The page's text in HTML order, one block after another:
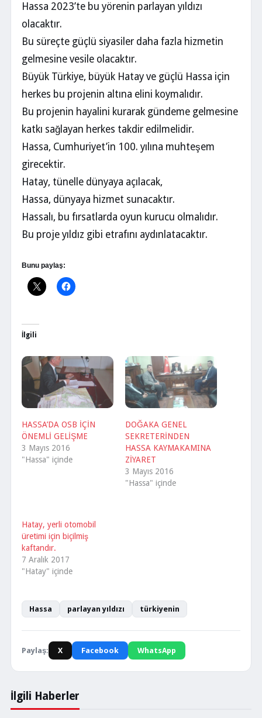
Hassa 2023’te bu yörenin parlayan yıldızı
olacaktır.
Bu süreçte güçlü siyasiler daha fazla hizmetin
gelmesine vesile olacaktır.
Büyük Türkiye, büyük Hatay ve güçlü Hassa için
herkes bu projenin altına elini koymalıdır.
Bu projenin hayalini kurarak gündeme gelmesine
katkı sağlayan herkes takdir edilmelidir.
Hassa, Cumhuriyet’in 100. yılına muhteşem
girecektir.
Hatay, tünelle dünyaya açılacak,
Hassa, dünyaya hizmet sunacaktır.
Hassalı, bu fırsatlarda oyun kurucu olmalıdır.
Bu proje yıldız gibi etrafını aydınlatacaktır.
Bunu paylaş:
İlgili
HASSA’DA OSB İÇİN
ÖNEMLİ GELİŞME
3 Mayıs 2016
"Hassa" içinde
DOĞAKA GENEL
SEKRETERİNDEN
HASSA KAYMAKAMINA
ZİYARET
3 Mayıs 2016
"Hassa" içinde
Hatay, yerli otomobil
üretimi için biçilmiş
kaftandır.
7 Aralık 2017
"Hatay" içinde
Hassa parlayan yıldızı türkiyenin
Paylaş: X Facebook WhatsApp
İlgili Haberler